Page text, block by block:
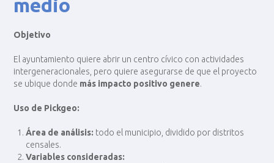
medio
Objetivo
El ayuntamiento quiere abrir un centro cívico con actividades
intergeneracionales, pero quiere asegurarse de que el proyecto
se ubique donde más impacto positivo genere.
Uso de Pickgeo:
Área de análisis: todo el municipio, dividido por distritos
censales.
Variables consideradas: